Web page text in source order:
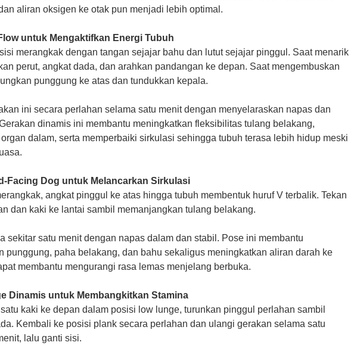
aliran oksigen ke otak pun menjadi lebih optimal.
untuk Mengaktifkan Energi Tubuh
merangkak dengan tangan sejajar bahu dan lutut sejajar pinggul. Saat menarik
perut, angkat dada, dan arahkan pandangan ke depan. Saat mengembuskan
punggung ke atas dan tundukkan kepala.
ini secara perlahan selama satu menit dengan menyelaraskan napas dan
dinamis ini membantu meningkatkan fleksibilitas tulang belakang,
dalam, serta memperbaiki sirkulasi sehingga tubuh terasa lebih hidup meski
Facing Dog untuk Melancarkan Sirkulasi
angkat pinggul ke atas hingga tubuh membentuk huruf V terbalik. Tekan
dan kaki ke lantai sambil memanjangkan tulang belakang.
sekitar satu menit dengan napas dalam dan stabil. Pose ini membantu
punggung, paha belakang, dan bahu sekaligus meningkatkan aliran darah ke
membantu mengurangi rasa lemas menjelang berbuka.
Dinamis untuk Membangkitkan Stamina
kaki ke depan dalam posisi low lunge, turunkan pinggul perlahan sambil
Kembali ke posisi plank secara perlahan dan ulangi gerakan selama satu
lalu ganti sisi.